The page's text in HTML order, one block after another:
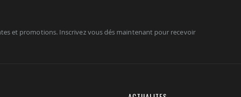
et promotions. Inscrivez vous dés maintenant pour recevoir